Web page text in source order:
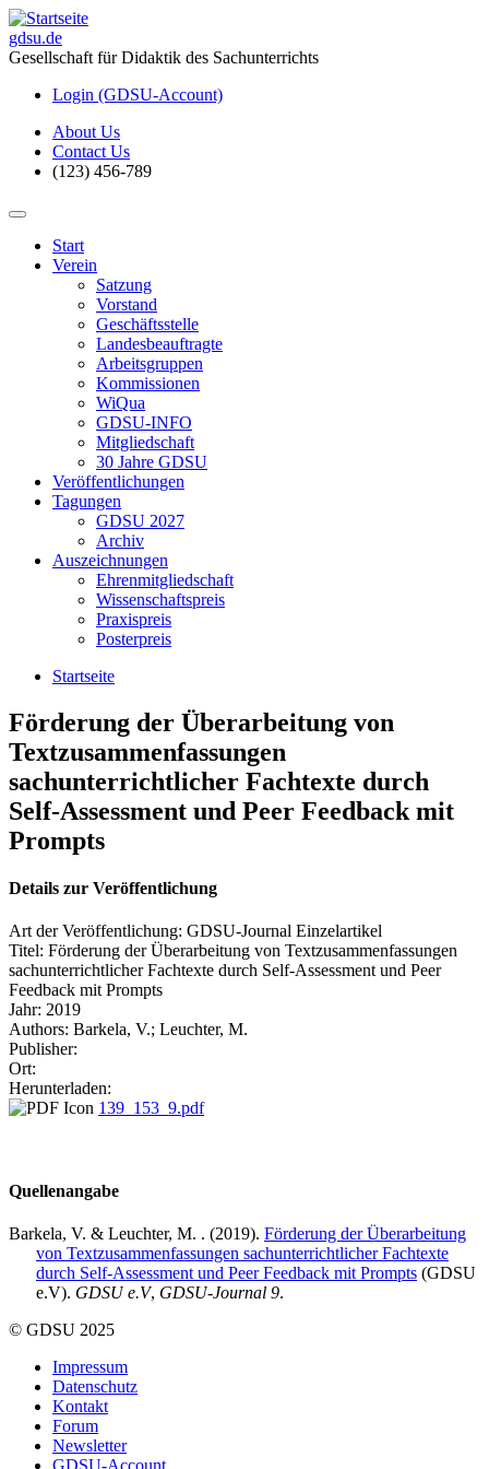
gdsu.de
Gesellschaft für Didaktik des Sachunterrichts
Login (GDSU-Account)
About Us
Contact Us
(123) 456-789
Start
Verein
Satzung
Vorstand
Geschäftsstelle
Landesbeauftragte
Arbeitsgruppen
Kommissionen
WiQua
GDSU-INFO
Mitgliedschaft
30 Jahre GDSU
Veröffentlichungen
Tagungen
GDSU 2027
Archiv
Auszeichnungen
Ehrenmitgliedschaft
Wissenschaftspreis
Praxispreis
Posterpreis
Startseite
Förderung der Überarbeitung von
Textzusammenfassungen
sachunterrichtlicher Fachtexte durch
Self-Assessment und Peer Feedback mit
Prompts
Details zur Veröffentlichung
Art der Veröffentlichung: GDSU-Journal Einzelartikel
Titel: Förderung der Überarbeitung von Textzusammenfassungen
sachunterrichtlicher Fachtexte durch Self-Assessment und Peer
Feedback mit Prompts
Jahr: 2019
Authors: Barkela, V.; Leuchter, M.
Publisher:
Ort:
Herunterladen:
139_153_9.pdf
Quellenangabe
Barkela, V. & Leuchter, M. . (2019). Förderung der Überarbeitung
von Textzusammenfassungen sachunterrichtlicher Fachtexte
durch Self-Assessment und Peer Feedback mit Prompts (GDSU
e.V). GDSU e.V, GDSU-Journal 9.
© GDSU 2025
Impressum
Datenschutz
Kontakt
Forum
Newsletter
GDSU-Account